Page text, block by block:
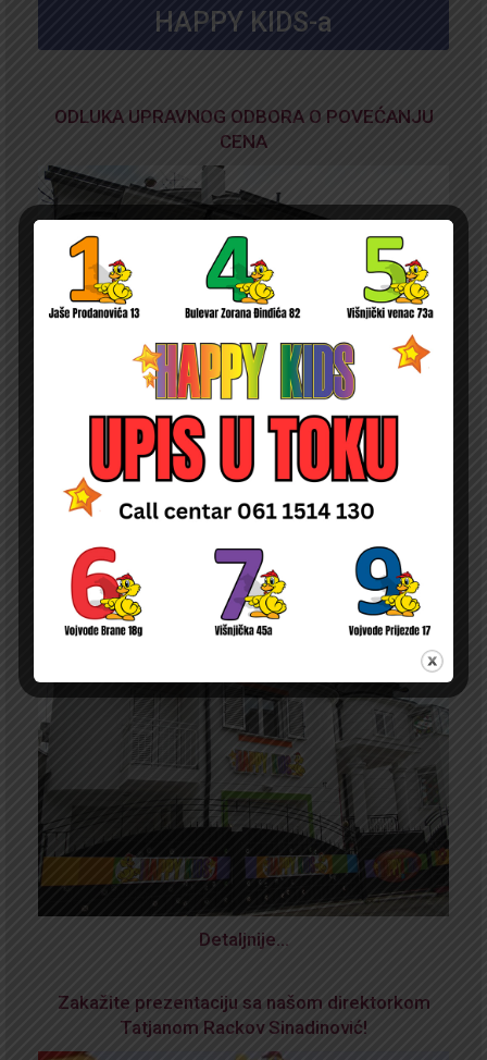
HAPPY KIDS-a
ODLUKA UPRAVNOG ODBORA O POVEĆANJU
CENA
ODLUKA O PRAVU NA NAKNADU DELA TROŠKOVA BORAVKA DECE U
PU ČIJI JE OSNIVAČ DURGO PRAVNO ILI FIZIČKO LICE NA TERITORIJI
GRADA BEOGRADA
Detaljnije…
Zakažite prezentaciju sa našom direktorkom
Tatjanom Rackov Sinadinović!